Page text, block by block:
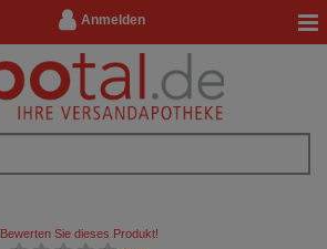
Anmelden
Bewerten Sie dieses Produkt!